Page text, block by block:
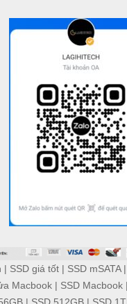
| SSD giá tốt| SSD mSATA|
Macbook| SSD Macbook|